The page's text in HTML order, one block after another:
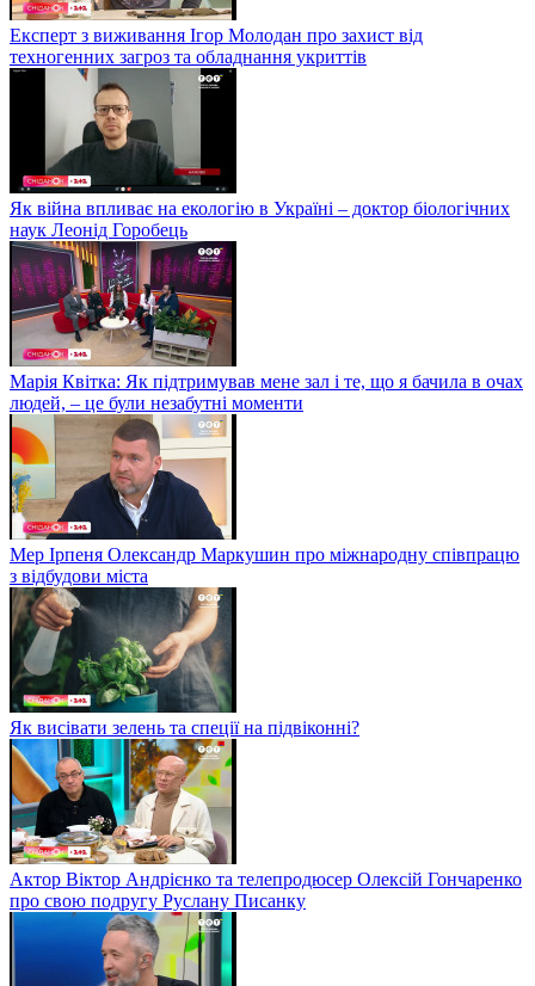
Експерт з виживання Ігор Молодан про захист від
техногенних загроз та обладнання укриттів
Як війна впливає на екологію в Україні – доктор біологічних
наук Леонід Горобець
Марія Квітка: Як підтримував мене зал і те, що я бачила в очах
людей, – це були незабутні моменти
Мер Ірпеня Олександр Маркушин про міжнародну співпрацю
з відбудови міста
Як висівати зелень та спеції на підвіконні?
Актор Віктор Андрієнко та телепродюсер Олексій Гончаренко
про свою подругу Руслану Писанку